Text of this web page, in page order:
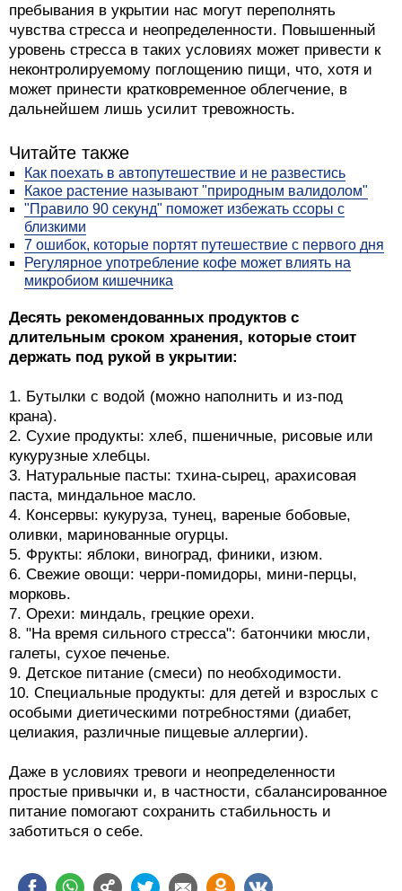
пребывания в укрытии нас могут переполнять
чувства стресса и неопределенности. Повышенный
уровень стресса в таких условиях может привести к
неконтролируемому поглощению пищи, что, хотя и
может принести кратковременное облегчение, в
дальнейшем лишь усилит тревожность.
Читайте также
Как поехать в автопутешествие и не развестись
Какое растение называют "природным валидолом"
"Правило 90 секунд" поможет избежать ссоры с
близкими
7 ошибок, которые портят путешествие с первого дня
Регулярное употребление кофе может влиять на
микробиом кишечника
Десять рекомендованных продуктов с
длительным сроком хранения, которые стоит
держать под рукой в укрытии:
1. Бутылки с водой (можно наполнить и из-под
крана).
2. Сухие продукты: хлеб, пшеничные, рисовые или
кукурузные хлебцы.
3. Натуральные пасты: тхина-сырец, арахисовая
паста, миндальное масло.
4. Консервы: кукуруза, тунец, вареные бобовые,
оливки, маринованные огурцы.
5. Фрукты: яблоки, виноград, финики, изюм.
6. Свежие овощи: черри-помидоры, мини-перцы,
морковь.
7. Орехи: миндаль, грецкие орехи.
8. "На время сильного стресса": батончики мюсли,
галеты, сухое печенье.
9. Детское питание (смеси) по необходимости.
10. Специальные продукты: для детей и взрослых с
особыми диетическими потребностями (диабет,
целиакия, различные пищевые аллергии).
Даже в условиях тревоги и неопределенности
простые привычки и, в частности, сбалансированное
питание помогают сохранить стабильность и
заботиться о себе.